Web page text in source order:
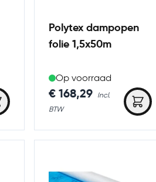
Polytex dampopen
folie 1,5x50m
Op voorraad
€ 168,29